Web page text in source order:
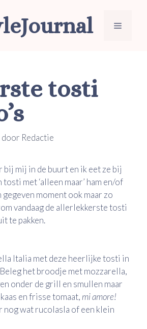
Menu
tosti
door Redactie
mij in de buurt en ik eet ze bij
met ‘alleen maar’ ham en/of
moment ook maar zo
vandaag de allerlekkerste tosti
te pakken.
Italia met deze heerlijke tosti in
het broodje met mozzarella,
onder de grill en smullen maar
en frisse tomaat, mi amore!
nog wat rucolasla of een klein